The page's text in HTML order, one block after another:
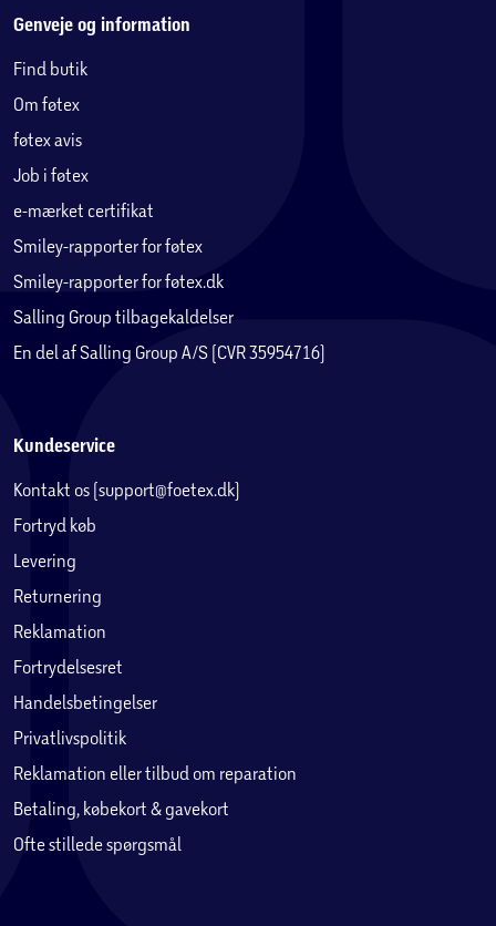
Genveje og information
Find butik
Om føtex
føtex avis
Job i føtex
e-mærket certifikat
Smiley-rapporter for føtex
Smiley-rapporter for føtex.dk
Salling Group tilbagekaldelser
En del af Salling Group A/S (CVR 35954716)
Kundeservice
Kontakt os (support@foetex.dk)
Fortryd køb
Levering
Returnering
Reklamation
Fortrydelsesret
Handelsbetingelser
Privatlivspolitik
Reklamation eller tilbud om reparation
Betaling, købekort & gavekort
Ofte stillede spørgsmål